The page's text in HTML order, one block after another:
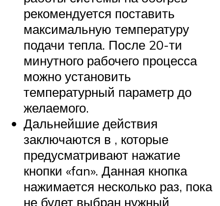
рекомендуется поставить
максимальную температуру
подачи тепла. После 20-ти
минутного рабочего процесса
можно установить
температурный параметр до
желаемого.
Дальнейшие действия
заключаются в , которые
предусматривают нажатие
кнопки «fan». Данная кнопка
нажимается несколько раз, пока
не будет выбран нужный